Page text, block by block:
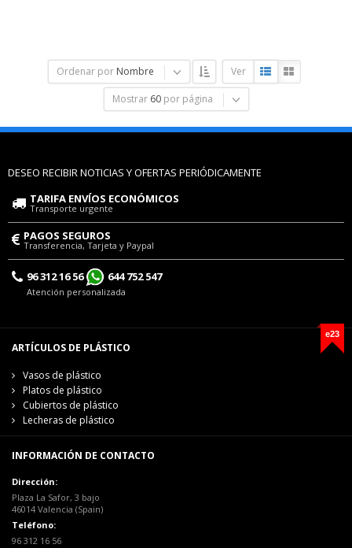
Ordenar por Nombre Ver
Mostrar 60 por página
DESEO RECIBIR NOTICIAS Y OFERTAS PERIÓDICAMENTE
TARIFA ENVÍOS ECONÓMICOS
Transporte urgente
PAGOS SEGUROS
Transferencia, Tarjeta y Paypal
96 312 16 56 644 752 547
Atención personalizada
e23
ARTÍCULOS DE PLÁSTICO
Vasos de plástico
Platos de plástico
Cubiertos de plástico
Lecheras de plástico
INFORMACIÓN DE CONTACTO
Dirección:
Plaza La Safor, 3 bajo
46014 Valencia (Spain)
Teléfono:
96 312 16 56